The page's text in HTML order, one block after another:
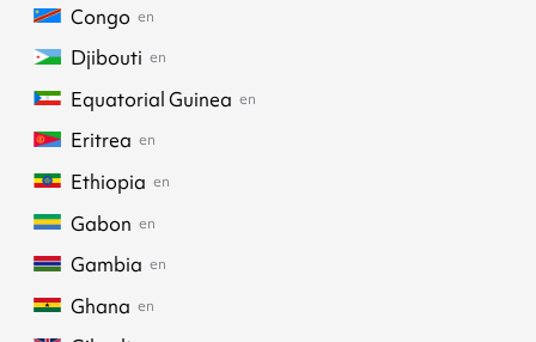
Congo en
Djibouti en
Equatorial Guinea en
Eritrea en
Ethiopia en
Gabon en
Gambia en
Ghana en